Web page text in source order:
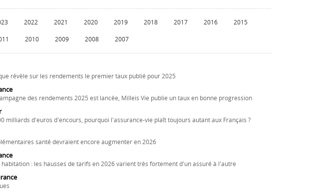
2022 2021 2020 2019 2018 2017 2016 2015
2010 2009 2008 2007
révèle sur les rendements le premier taux publié pour 2025
des rendements 2025 est lancée, Milleis Vie publie un taux en bonne progression
milliards d'euros d'encours, pourquoi l'assurance-vie plaît toujours autant aux Français ?
santé devraient encore augmenter en 2026
: les hausses de tarifs en 2026 varient très fortement d'un assuré à l'autre